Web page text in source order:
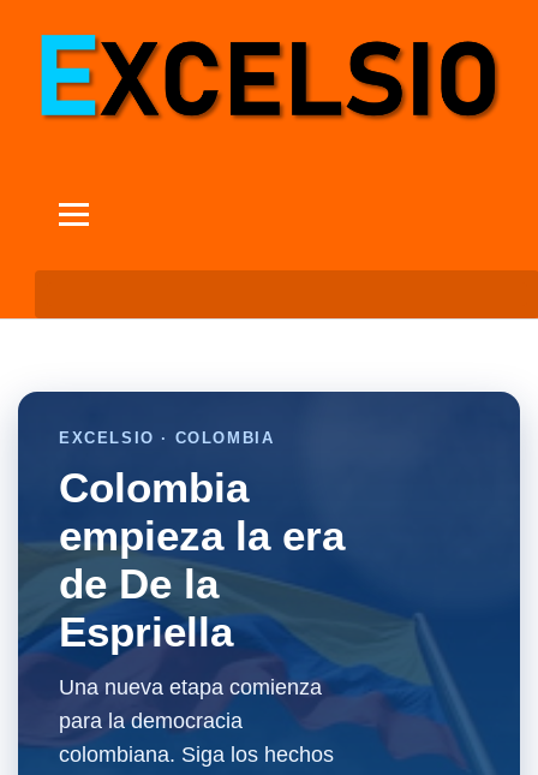
EXCELSIO · COLOMBIA
Colombia
empieza la era
de De la
Espriella
Una nueva etapa comienza
para la democracia
colombiana. Siga los hechos